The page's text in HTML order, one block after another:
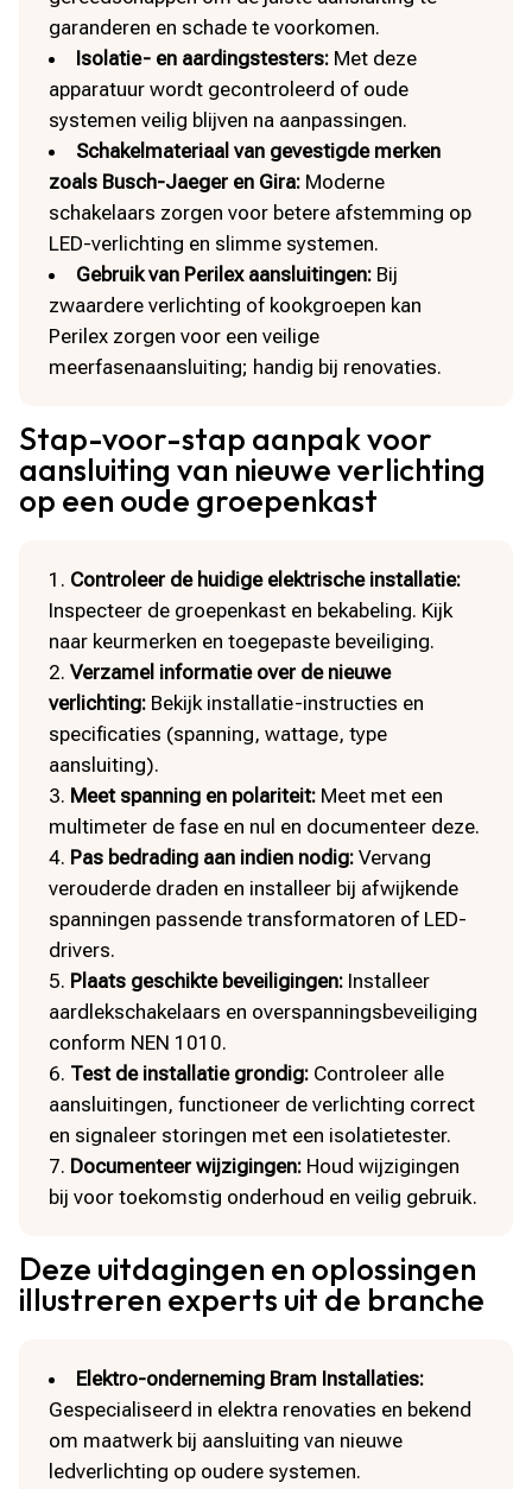
garanderen en schade te voorkomen.​
Isolatie- en aardingstesters: Met deze
apparatuur wordt gecontroleerd of oude
systemen veilig blijven na aanpassingen.​
Schakelmateriaal van gevestigde merken
zoals Busch-Jaeger en Gira: Moderne
schakelaars zorgen voor betere afstemming op
LED-verlichting en slimme systemen.​
Gebruik van Perilex aansluitingen: Bij
zwaardere verlichting of kookgroepen kan
Perilex zorgen voor een veilige
meerfasenaansluiting; handig bij renovaties.​
Stap-voor-stap aanpak voor
aansluiting van nieuwe verlichting
op een oude groepenkast
Controleer de huidige elektrische installatie:
Inspecteer de groepenkast en bekabeling.​ Kijk
naar keurmerken en toegepaste beveiliging.​
Verzamel informatie over de nieuwe
verlichting: Bekijk installatie-instructies en
specificaties (spanning, wattage, type
aansluiting).​
Meet spanning en polariteit: Meet met een
multimeter de fase en nul en documenteer deze.​
Pas bedrading aan indien nodig: Vervang
verouderde draden en installeer bij afwijkende
spanningen passende transformatoren of LED-
drivers.​
Plaats geschikte beveiligingen: Installeer
aardlekschakelaars en overspanningsbeveiliging
conform NEN 1010.​
Test de installatie grondig: Controleer alle
aansluitingen, functioneer de verlichting correct
en signaleer storingen met een isolatietester.​
Documenteer wijzigingen: Houd wijzigingen
bij voor toekomstig onderhoud en veilig gebruik.​
Deze uitdagingen en oplossingen
illustreren experts uit de branche
Elektro-onderneming Bram Installaties:
Gespecialiseerd in elektra renovaties en bekend
om maatwerk bij aansluiting van nieuwe
ledverlichting op oudere systemen.​